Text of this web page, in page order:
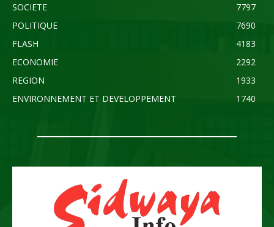
SOCIETE
7797
POLITIQUE
7690
FLASH
4183
ECONOMIE
2292
REGION
1933
ENVIRONNEMENT ET DEVELOPPEMENT
1740